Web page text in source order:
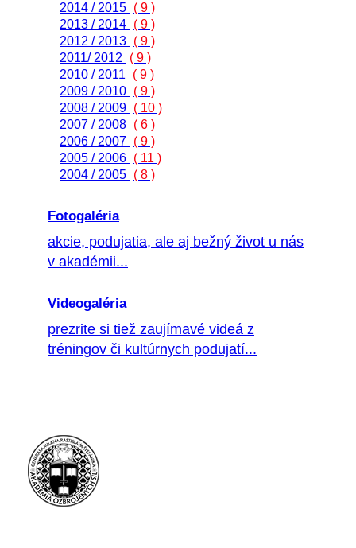
2014 / 2015 ( 9 )
2013 / 2014 ( 9 )
2012 / 2013 ( 9 )
2011/ 2012
( 9 )
2010 / 2011
( 9 )
2009 / 2010 ( 9 )
2008 / 2009 ( 10 )
2007 / 2008 ( 6 )
2006 / 2007 ( 9 )
2005 / 2006 ( 11 )
2004 / 2005 ( 8 )
Fotogaléria
akcie, podujatia, ale aj bežný život u nás
v akadémii...
Videogaléria
prezrite si tiež zaujímavé videá z
tréningov či kultúrnych podujatí...